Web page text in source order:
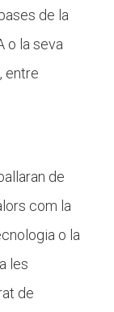
de la
o la seva
entre
de
com la
o la
les
de